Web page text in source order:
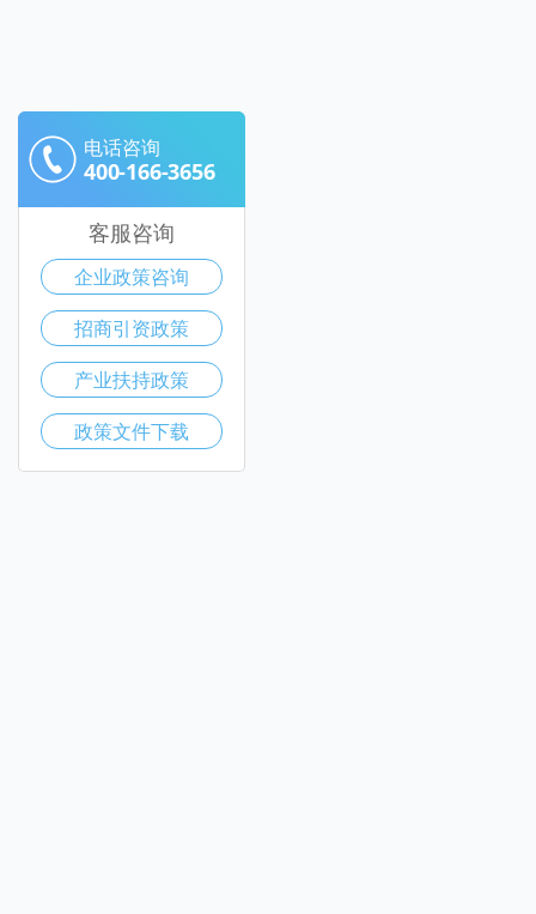
电话咨询
400-166-3656
客服咨询
企业政策咨询
招商引资政策
产业扶持政策
政策文件下载